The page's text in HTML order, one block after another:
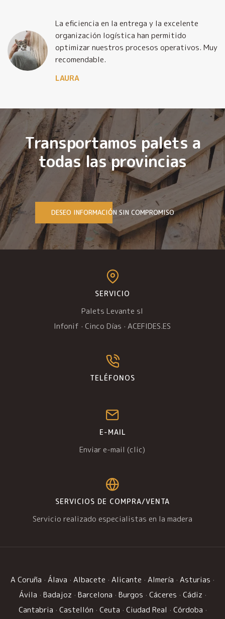
La eficiencia en la entrega y la excelente
organización logística han permitido
optimizar nuestros procesos operativos. Muy
recomendable.
LAURA
Transportamos palets a
todas las provincias
DESEO INFORMACIÓN SIN COMPROMISO
SERVICIO
Palets Levante sl
Infonif ·Cinco Días ·ACEFIDES.ES
TELÉFONOS
E-MAIL
Enviar e-mail (clic)
SERVICIOS DE COMPRA/VENTA
Servicio realizado especialistas en la madera
A Coruña · Álava · Albacete · Alicante · Almería · Asturias ·
Ávila · Badajoz · Barcelona · Burgos · Cáceres · Cádiz ·
Cantabria · Castellón · Ceuta · Ciudad Real · Córdoba ·